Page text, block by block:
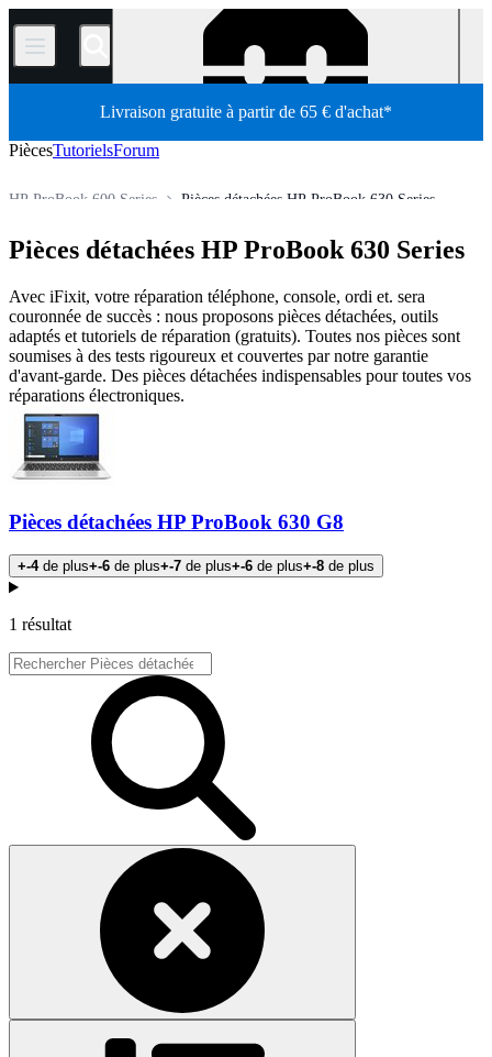
/
Livraison gratuite à partir de 65 € d'achat*
PiècesTutorielsForum
Pièces détachées HP ProBook 630 Series
HP ProBook 600 Series
Ordinateur portable HP
Ordinateur portable
Ordinateur
Pièces détachées HP ProBook 630 Series
Avec iFixit, votre réparation téléphone, console, ordi et. sera
couronnée de succès : nous proposons pièces détachées, outils
adaptés et tutoriels de réparation (gratuits). Toutes nos pièces sont
soumises à des tests rigoureux et couvertes par notre garantie
d'avant-garde. Des pièces détachées indispensables pour toutes vos
réparations électroniques.
Pièces détachées HP ProBook 630 G8
+-4de plus+-6 de plus+-7 de plus+-6 de plus+-8 de plus
Produits
1 résultat